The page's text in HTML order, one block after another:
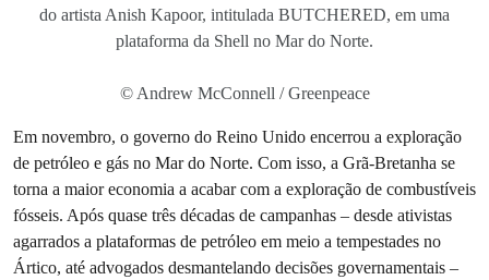
do artista Anish Kapoor, intitulada BUTCHERED, em uma
plataforma da Shell no Mar do Norte.
© Andrew McConnell / Greenpeace
Em novembro, o governo do Reino Unido encerrou a exploração
de petróleo e gás no Mar do Norte. Com isso, a Grã-Bretanha se
torna a maior economia a acabar com a exploração de combustíveis
fósseis. Após quase três décadas de campanhas – desde ativistas
agarrados a plataformas de petróleo em meio a tempestades no
Ártico, até advogados desmantelando decisões governamentais –